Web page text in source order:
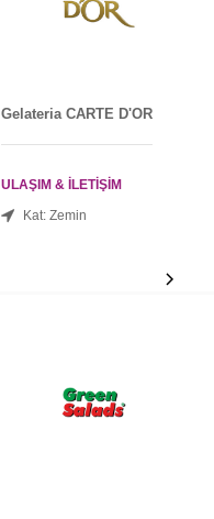
Gelateria CARTE D'OR
ULAŞIM & İLETİŞİM
Kat: Zemin